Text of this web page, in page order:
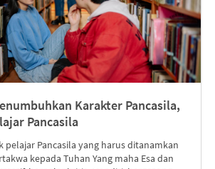
Karakter Pancasila,
Pancasila
pelajar Pancasila yang harus ditanamkan
kepada Tuhan Yang maha Esa dan